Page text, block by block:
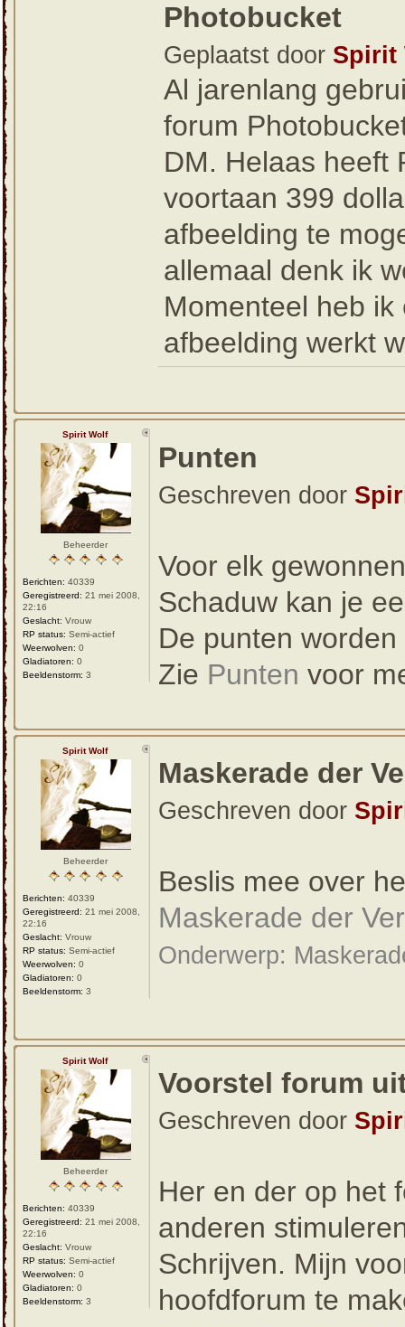
Photobucket
Geplaatst door Spirit
Al jarenlang
forum
DM. Helaas heeft
voortaan 399
afbeelding te
allemaal denk ik
Momenteel heb
afbeelding werkt
Spirit Wolf
Beheerder
Berichten: 40339
Geregistreerd: 21 mei 2008,
22:16
Geslacht: Vrouw
RP status: Semi-actief
Weerwolven: 0
Gladiatoren: 0
Beeldenstorm: 3
Punten
Geschreven door
Voor elk
Schaduw kan je
De punten
Zie Punten voor
Spirit Wolf
Beheerder
Berichten: 40339
Geregistreerd: 21 mei 2008,
22:16
Geslacht: Vrouw
RP status: Semi-actief
Weerwolven: 0
Gladiatoren: 0
Beeldenstorm: 3
Maskerade der
Geschreven door
Beslis mee over
Maskerade der
Onderwerp:
Spirit Wolf
Beheerder
Berichten: 40339
Geregistreerd: 21 mei 2008,
22:16
Geslacht: Vrouw
RP status: Semi-actief
Weerwolven: 0
Gladiatoren: 0
Beeldenstorm: 3
Voorstel forum
Geschreven door
Her en der op het
anderen
Schrijven. Mijn
hoofdforum te